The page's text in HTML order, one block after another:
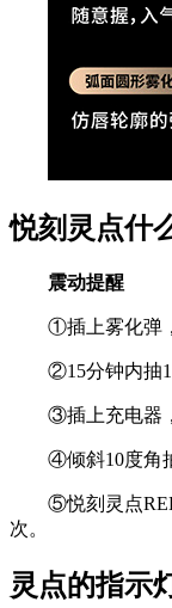
悦刻灵点什
震动提醒
①插上雾化弹
②15分钟内抽
③插上充电器
④倾斜10度角
⑤悦刻灵点
次。
灵点的指示